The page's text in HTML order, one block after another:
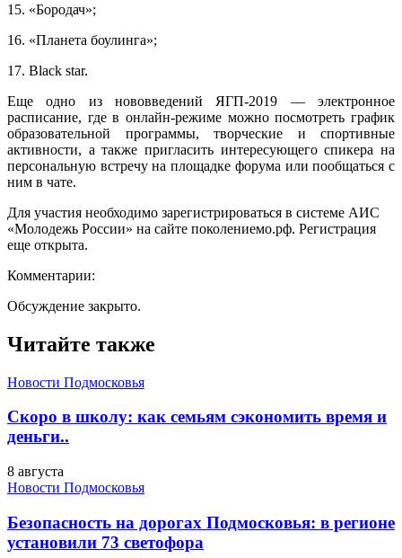
15. «Бородач»;
16. «Планета боулинга»;
17. Black star.
Еще одно из нововведений ЯГП-2019 — электронное
расписание, где в онлайн-режиме можно посмотреть график
образовательной программы, творческие и спортивные
активности, а также пригласить интересующего спикера на
персональную встречу на площадке форума или пообщаться с
ним в чате.
Для участия необходимо зарегистрироваться в системе АИС
«Молодежь России» на сайте поколениемо.рф. Регистрация
еще открыта.
Комментарии:
Обсуждение закрыто.
Читайте также
Новости Подмосковья
Скоро в школу: как семьям сэкономить время и
деньги..
8 августа
Новости Подмосковья
Безопасность на дорогах Подмосковья: в регионе
установили 73 светофора